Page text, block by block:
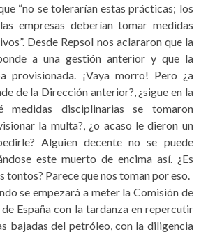
“no se tolerarían estas prácticas; los
empresas deberían tomar medidas
Desde Repsol nos aclararon que la
a una gestión anterior y que la
provisionada. ¡Vaya morro! Pero ¿a
de la Dirección anterior?, ¿sigue en la
medidas disciplinarias se tomaron
la multa?, ¿o acaso le dieron un
Alguien decente no se puede
este muerto de encima así. ¿Es
tontos? Parece que nos toman por eso.
se empezará a meter la Comisión de
España con la tardanza en repercutir
bajadas del petróleo, con la diligencia